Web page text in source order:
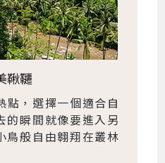
鞦韆
點，選擇一個適合自
的瞬間就像要進入另
鳥般自由翱翔在叢林